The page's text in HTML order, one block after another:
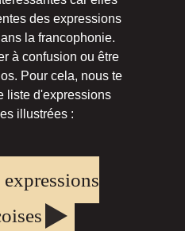
des expressions
la francophonie.
à confusion ou être
Pour cela, nous te
liste d'expressions
illustrées :